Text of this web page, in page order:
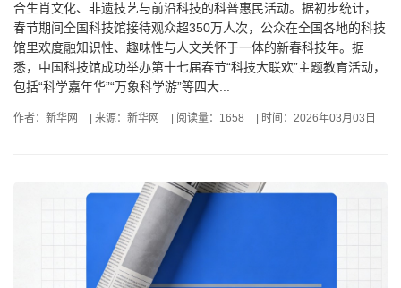
合生肖文化、非遗技艺与前沿科技的科普惠民活动。据初步统计，
春节期间全国科技馆接待观众超350万人次，公众在全国各地的科技
馆里欢度融知识性、趣味性与人文关怀于一体的新春科技年。据
悉，中国科技馆成功举办第十七届春节“科技大联欢”主题教育活动，
包括“科学嘉年华”“万象科学游”等四大...
作者：新华网 来源：新华网 阅读量：1658 时间：2026年03月03日